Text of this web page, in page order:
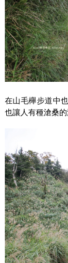
在山毛櫸步道中
也讓人有種滄桑的